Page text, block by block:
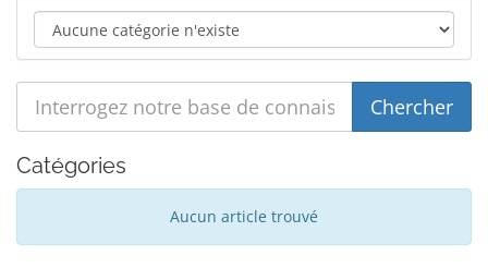
Catégories
Aucun article trouvé